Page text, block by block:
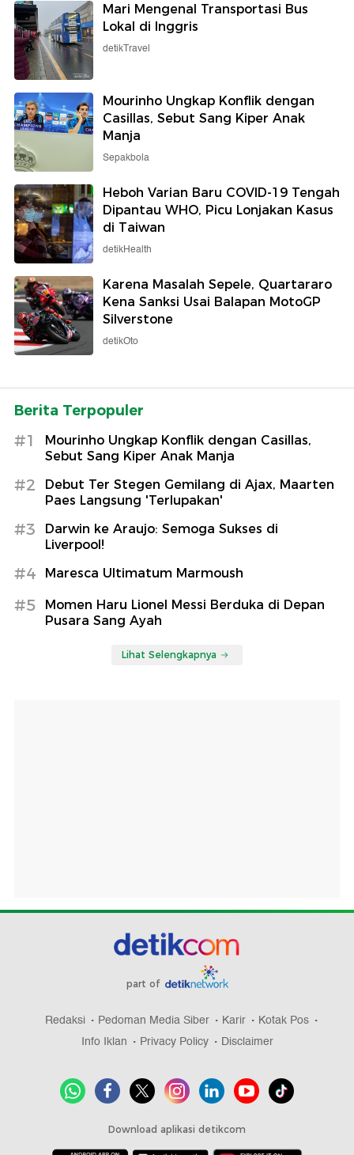
Mari Mengenal Transportasi Bus
Lokal di Inggris
detikTravel
Mourinho Ungkap Konflik dengan
Casillas, Sebut Sang Kiper Anak
Manja
Sepakbola
Heboh Varian Baru COVID-19 Tengah
Dipantau WHO, Picu Lonjakan Kasus
di Taiwan
detikHealth
Karena Masalah Sepele, Quartararo
Kena Sanksi Usai Balapan MotoGP
Silverstone
detikOto
Berita Terpopuler
#1
Mourinho Ungkap Konflik dengan Casillas,
Sebut Sang Kiper Anak Manja
#2
Debut Ter Stegen Gemilang di Ajax, Maarten
Paes Langsung 'Terlupakan'
#3
Darwin ke Araujo: Semoga Sukses di
Liverpool!
#4 Maresca Ultimatum Marmoush
#5
Momen Haru Lionel Messi Berduka di Depan
Pusara Sang Ayah
Lihat Selengkapnya
part of
Redaksi Pedoman Media Siber Karir
Kotak Pos
Info Iklan
Privacy Policy Disclaimer
Download aplikasi detikcom